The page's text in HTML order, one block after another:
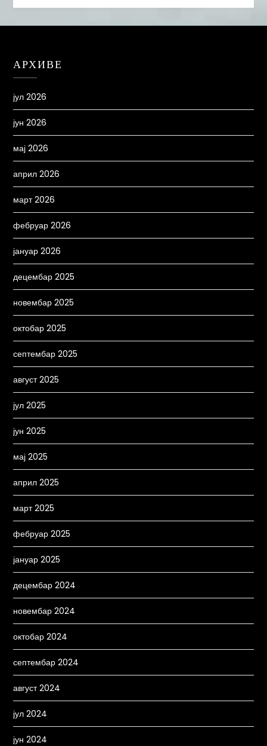
АРХИВЕ
јул 2026
јун 2026
мај 2026
април 2026
март 2026
фебруар 2026
јануар 2026
децембар 2025
новембар 2025
октобар 2025
септембар 2025
август 2025
јул 2025
јун 2025
мај 2025
април 2025
март 2025
фебруар 2025
јануар 2025
децембар 2024
новембар 2024
октобар 2024
септембар 2024
август 2024
јул 2024
јун 2024